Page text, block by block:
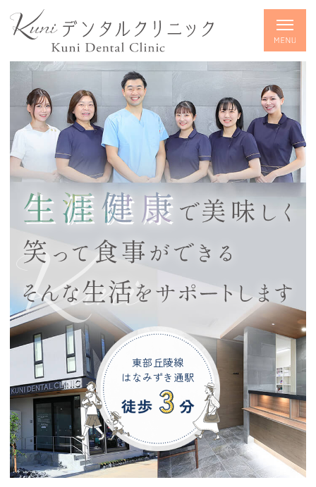
東部丘陵線
はなみずき通駅